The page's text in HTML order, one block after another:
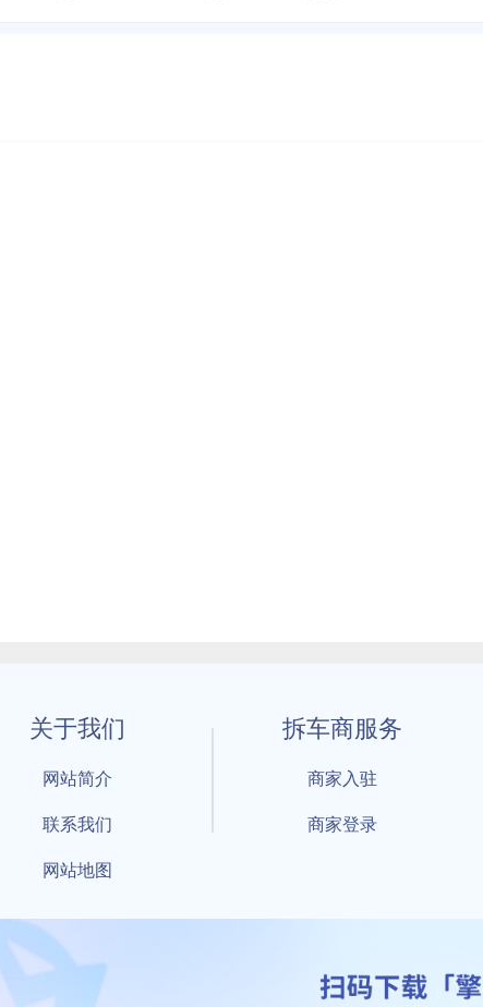
关于我们
网站简介
联系我们
网站地图
拆车商服务
商家入驻
商家登录
擎天拆车-买卖拆车件，擎天拆车好省快 All Rights Reserved
：鲁ICP备18021004号-17 公安部备案号： 鲁公网安备